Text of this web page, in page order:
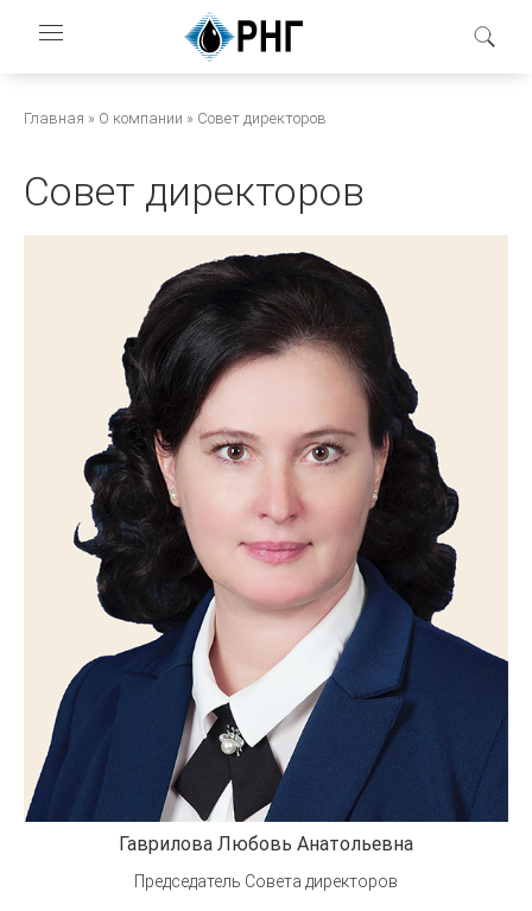
основному
Строка
навигации
Главная О компании Совет директоров
Совет директоров
Гаврилова Любовь Анатольевна
Председатель Совета директоров